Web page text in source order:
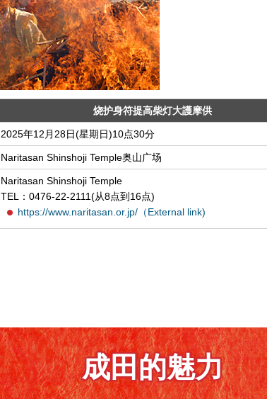
烧护身符提高柴灯大護摩供
2025年12月28日(星期日)10点30分
Naritasan Shinshoji Temple奥山广场
Naritasan Shinshoji Temple
TEL：0476-22-2111(从8点到16点)
https://www.naritasan.or.jp/（External link)
成田的魅力